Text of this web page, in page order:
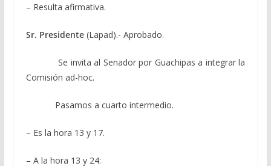
– Resulta afirmativa.
Sr. Presidente(Lapad).- Aprobado.
Se invita al Senador por Guachipas a integrar la
Comisión ad-hoc.
Pasamos a cuarto intermedio.
– Es la hora 13 y 17.
– A la hora 13 y 24: